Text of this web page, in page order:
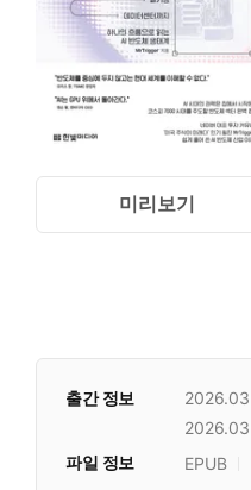
미리보기
출간 정보
파일 정보 EPUB